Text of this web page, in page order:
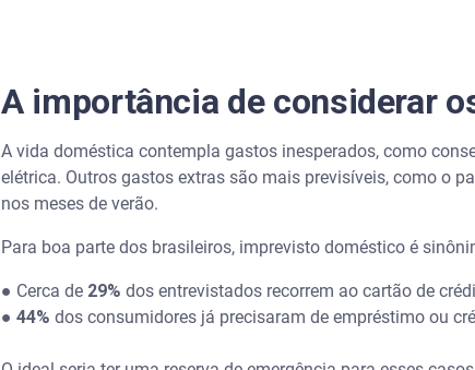
A importância de considerar
A vida doméstica contempla gastos inesperados, como
elétrica. Outros gastos extras são mais previsíveis, como o
nos meses de verão.
Para boa parte dos brasileiros, imprevisto doméstico é
● Cerca de 29% dos entrevistados recorrem ao cartão de
● 44% dos consumidores já precisaram de empréstimo ou